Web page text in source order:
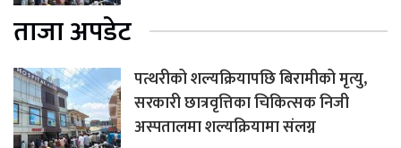
ताजा अपडेट
पत्थरीको शल्यक्रियापछि बिरामीको मृत्यु,
सरकारी छात्रवृत्तिका चिकित्सक निजी
अस्पतालमा शल्यक्रियामा संलग्न